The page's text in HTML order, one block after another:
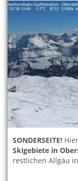
SONDERSEITE!
Skigebiete in
restlichen Allgäu